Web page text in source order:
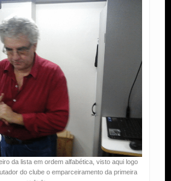
da lista em ordem alfabética, visto aqui logo
do clube o emparceiramento da primeira